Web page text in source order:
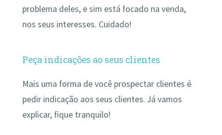
problema deles, e sim está focado na venda,
nos seus interesses. Cuidado!
Peça indicações ao seus clientes
Mais uma forma de você prospectar clientes é
pedir indicação aos seus clientes. Já vamos
explicar, fique tranquilo!